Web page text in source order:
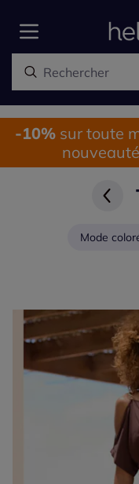
-10%sur toute
Mode